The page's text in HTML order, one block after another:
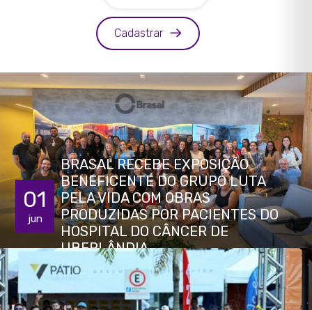
Cadastrar
01
jun
BRASAL RECEBE EXPOSIÇÃO
BENEFICENTE DO GRUPO LUTA
PELA VIDA COM OBRAS
PRODUZIDAS POR PACIENTES DO
HOSPITAL DO CÂNCER DE
UBERLÂNDIA